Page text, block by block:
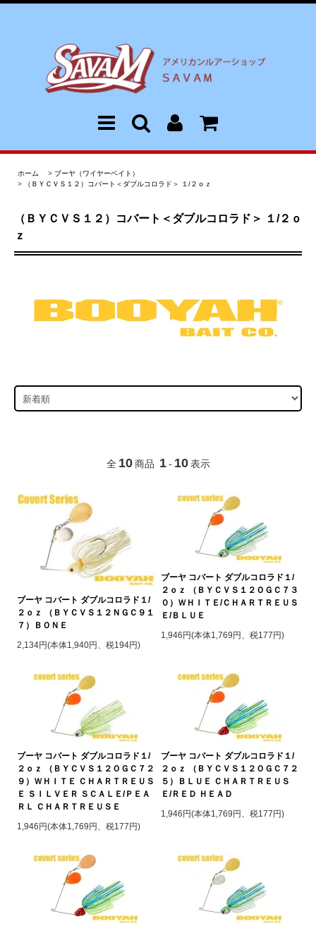
ホーム > ブーヤ（ワイヤーベイト）
>
（ＢＹＣＶＳ１２）コバート＜ダブルコロラド＞ １/２ｏｚ
（ＢＹＣＶＳ１２）コバート＜ダブルコロラド＞ １/２ｏ
ｚ
全 10 商品 1 - 10 表示
ブーヤ コバート ダブルコロラド１/
２ｏｚ （ＢＹＣＶＳ１２ＮＧＣ９１
７）ＢＯＮＥ
2,134円(本体1,940円、税194円)
ブーヤ コバート ダブルコロラド１/
２ｏｚ （ＢＹＣＶＳ１２ＯＧＣ７３
０）ＷＨＩＴＥ/ＣＨＡＲＴＲＥＵＳ
Ｅ/ＢＬＵＥ
1,946円(本体1,769円、税177円)
ブーヤ コバート ダブルコロラド１/
２ｏｚ （ＢＹＣＶＳ１２ＯＧＣ７２
９）ＷＨＩＴＥ ＣＨＡＲＴＲＥＵＳ
Ｅ ＳＩＬＶＥＲ ＳＣＡＬＥ/ＰＥＡ
ＲＬ ＣＨＡＲＴＲＥＵＳＥ
1,946円(本体1,769円、税177円)
ブーヤ コバート ダブルコロラド１/
２ｏｚ （ＢＹＣＶＳ１２ＯＧＣ７２
５）ＢＬＵＥ ＣＨＡＲＴＲＥＵＳ
Ｅ/ＲＥＤ ＨＥＡＤ
1,946円(本体1,769円、税177円)